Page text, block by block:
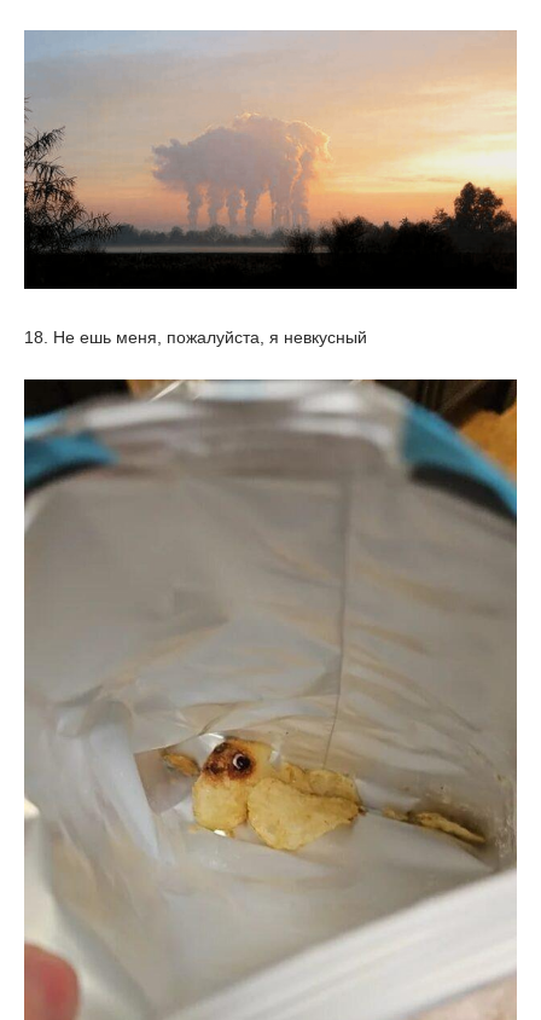
18. Не ешь меня, пожалуйста, я невкусный